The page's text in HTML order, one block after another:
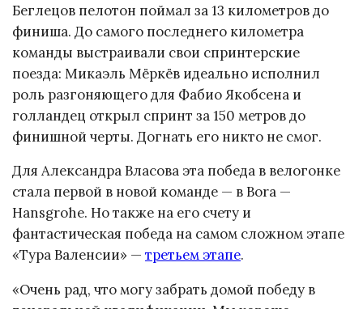
Беглецов пелотон поймал за 13 километров до
финиша. До самого последнего километра
команды выстраивали свои спринтерские
поезда: Микаэль Мёркёв идеально исполнил
роль разгоняющего для Фабио Якобсена и
голландец открыл спринт за 150 метров до
финишной черты. Догнать его никто не смог.
Для Александра Власова эта победа в велогонке
стала первой в новой команде — в Bora —
Hansgrohe. Но также на его счету и
фантастическая победа на самом сложном этапе
«Тура Валенсии» — третьем этапе.
«Очень рад, что могу забрать домой победу в